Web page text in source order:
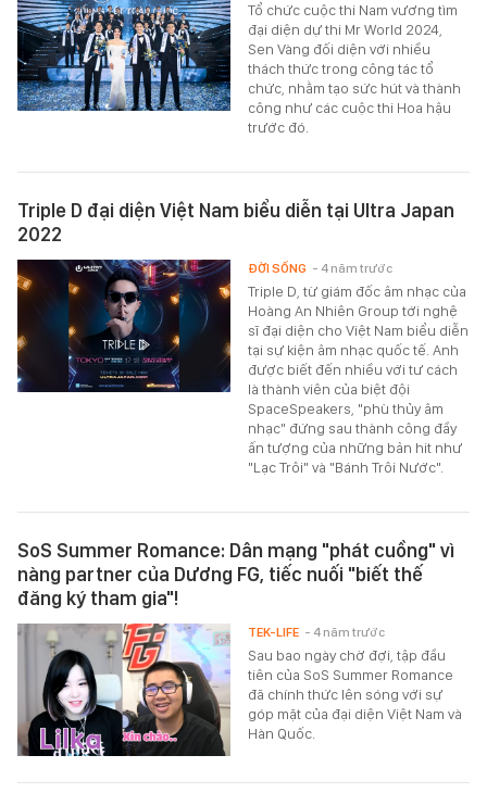
Tổ chức cuộc thi Nam vương tìm
đại diện dự thi Mr World 2024,
Sen Vàng đối diện với nhiều
thách thức trong công tác tổ
chức, nhằm tạo sức hút và thành
công như các cuộc thi Hoa hậu
trước đó.
Triple D đại diện Việt Nam biểu diễn tại Ultra Japan
2022
Triple D, từ giám đốc âm nhạc của
Hoàng An Nhiên Group tới nghệ
sĩ đại diện cho Việt Nam biểu diễn
tại sự kiện âm nhạc quốc tế. Anh
được biết đến nhiều với tư cách
là thành viên của biệt đội
SpaceSpeakers, "phù thủy âm
nhạc" đứng sau thành công đầy
ấn tượng của những bản hit như
"Lạc Trôi" và "Bánh Trôi Nước".
ĐỜI SỐNG - 4 năm trước
SoS Summer Romance: Dân mạng "phát cuồng" vì
nàng partner của Dương FG, tiếc nuối "biết thế
đăng ký tham gia"!
Sau bao ngày chờ đợi, tập đầu
tiên của SoS Summer Romance
đã chính thức lên sóng với sự
góp mặt của đại diện Việt Nam và
Hàn Quốc.
TEK-LIFE - 4 năm trước